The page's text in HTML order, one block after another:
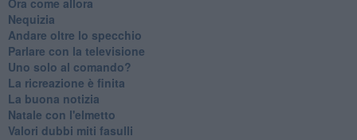
Nequizia
Andare oltre lo specchio
Parlare con la televisione
Uno solo al comando?
La ricreazione è finita
La buona notizia
Natale con l'elmetto
Valori dubbi miti fasulli